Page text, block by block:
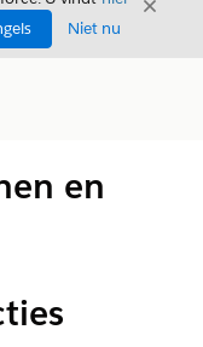
Niet nu
Sluiten
en